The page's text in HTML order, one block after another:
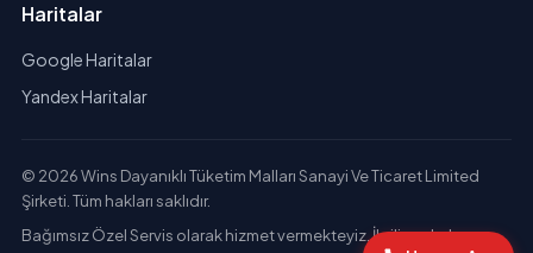
Haritalar
Google Haritalar
Yandex Haritalar
© 2026 Wins Dayanıklı Tüketim Malları Sanayi Ve Ticaret Limited
Şirketi. Tüm hakları saklıdır.
Bağımsız Özel Servis olarak hizmet vermekteyiz. İlgili markaların